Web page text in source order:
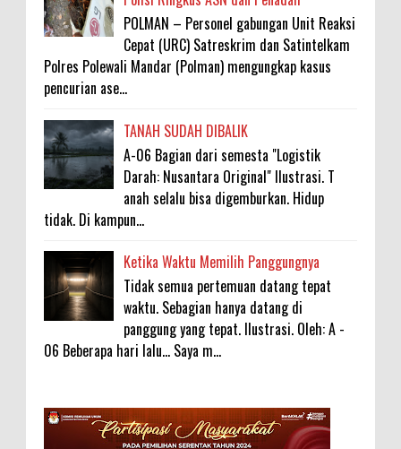
POLMAN – Personel gabungan Unit Reaksi
Cepat (URC) Satreskrim dan Satintelkam
Polres Polewali Mandar (Polman) mengungkap kasus
pencurian ase...
TANAH SUDAH DIBALIK
A-06 Bagian dari semesta "Logistik
Darah: Nusantara Original" Ilustrasi. T
anah selalu bisa digemburkan. Hidup
tidak. Di kampun...
Ketika Waktu Memilih Panggungnya
Tidak semua pertemuan datang tepat
waktu. Sebagian hanya datang di
panggung yang tepat. Ilustrasi. Oleh: A -
06 Beberapa hari lalu... Saya m...